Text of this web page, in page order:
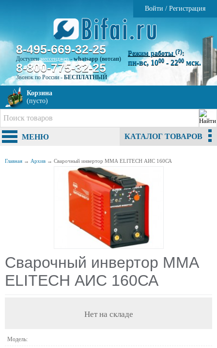
Войти / Регистрация
8-495-669-32-25
Доступенмессенджер-whatsapp (вотсап)
8-800-775-32-25
Звонок по России - БЕСПЛАТНЫЙ
Режим работы (?):
пн-вс, 1000 - 2200 мск.
Корзина
(пусто)
МЕНЮ КАТАЛОГ ТОВАРОВ
Главная → Архив → Сварочный инвертор ММА ELITECH АИС 160СА
Сварочный инвертор ММА
ELITECH АИС 160СА
Нет на складе
Модель: